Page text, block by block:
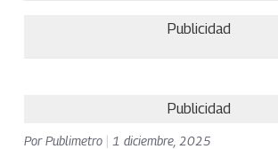
Publicidad
Publicidad
PorPublimetro 1 diciembre, 2025